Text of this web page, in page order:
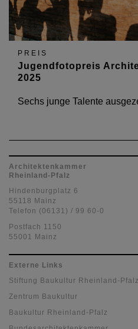
PREIS
Jugendfotopreis
2025
Sechs junge Talente
Architektenkammer
Rheinland-Pfalz
Hindenburgplatz 6
55118 Mainz
Telefon (06131) / 99 60-0
Postfach 1150
55001 Mainz
Externe Links
Stiftung Baukultur Rheinland-Pfalz
Zentrum Baukultur
Baukultur Rheinland-Pfalz